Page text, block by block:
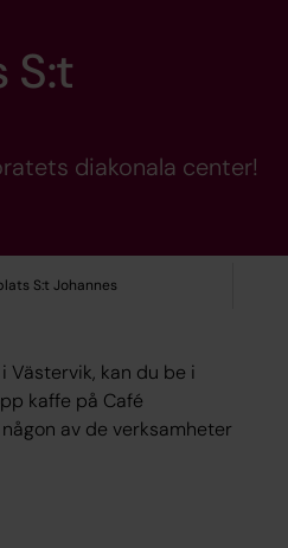
S:t Johannes
S:t
diakonala center!
Västervik, kan du be i
kaffe på Café
av de verksamheter